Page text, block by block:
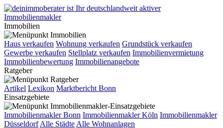
Immobilien
Haus verkaufen Wohnung verkaufen Grundstück verkaufen
Gewerbe verkaufen Stellplatz verkaufen Immobilienvermietung
Immobilienbewertung Immobilienangebote
Ratgeber
Artikel Lexikon Marktbericht Bonn
Einsatzgebiete
Immobilienmakler Bonn Immobilienmakler Köln Immobilienmakler
Düsseldorf Alle Städte Alle Wohnanlagen